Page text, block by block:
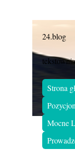
24.blog
Strona
Mocne